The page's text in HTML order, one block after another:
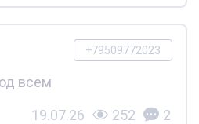
+79509772023
всем
19.07.26 252 2